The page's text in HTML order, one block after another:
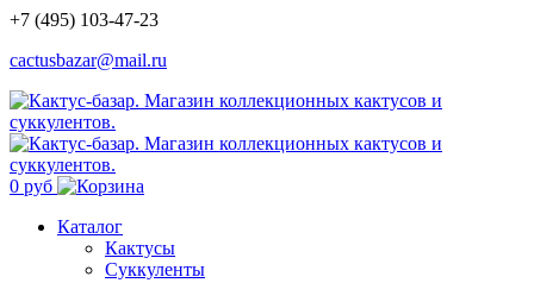
+7 (495) 103-47-23
cactusbazar@mail.ru
0 руб
Каталог
Кактусы
Суккуленты